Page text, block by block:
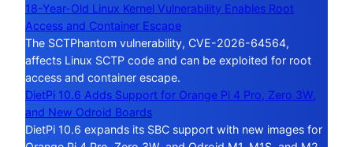
18-Year-Old Linux Kernel Vulnerability Enables Root
Access and Container Escape
The SCTPhantom vulnerability, CVE-2026-64564,
affects Linux SCTP code and can be exploited for root
access and container escape.
DietPi 10.6 Adds Support for Orange Pi 4 Pro, Zero 3W,
and New Odroid Boards
DietPi 10.6 expands its SBC support with new images for